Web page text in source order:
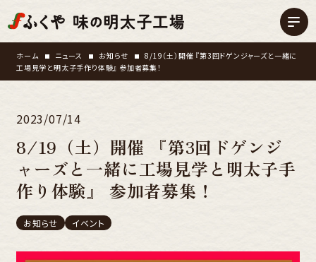
ホーム ニュース お知らせ
8/19（土）開催 『第3回ドゲンジャーズと一緒に
工場見学と明太子手作り体験』 参加者募集！
2023/07/14
8/19（土）開催 『第3回ドゲンジ
ャーズと一緒に工場見学と明太子手
作り体験』 参加者募集！
お知らせ イベント